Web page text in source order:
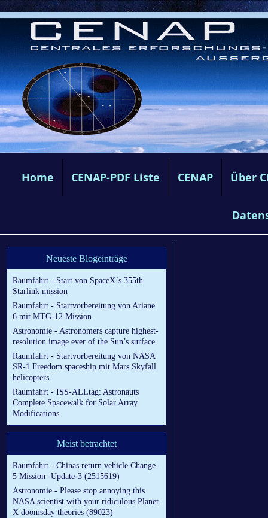
Home CENAP-PDF Liste CENAP Über
Neueste Blogeinträge
Raumfahrt - Start von SpaceX´s 355th
Starlink mission
Raumfahrt - Startvorbereitung von Ariane
6 mit MTG-12 Mission
Astronomie - Astronomers capture highest-
resolution image ever of the Sun’s surface
Raumfahrt - Startvorbereitung von NASA
SR-1 Freedom spaceship mit Mars Skyfall
helicopters
Raumfahrt - ISS-ALLtag: Astronauts
Complete Spacewalk for Solar Array
Modifications
Meist betrachtet
Raumfahrt - Chinas return vehicle Change-
5 Mission -Update-3 (2515619)
Astronomie - Please stop annoying this
NASA scientist with your ridiculous Planet
X doomsday theories (89023)